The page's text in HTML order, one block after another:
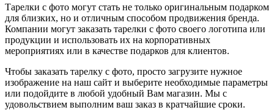
Тарелки с фото могут стать не только оригинальным подарком
для близких, но и отличным способом продвижения бренда.
Компании могут заказать тарелки с фото своего логотипа или
продукции и использовать их на корпоративных
мероприятиях или в качестве подарков для клиентов.
Чтобы заказать тарелку с фото, просто загрузите нужное
изображение на наш сайт и выберите необходимые параметры
или подойдите в любой удобный Вам магазин. Мы с
удовольствием выполним ваш заказ в кратчайшие сроки.